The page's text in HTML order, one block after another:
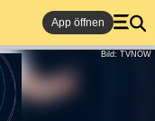
App öffnen
Bild: TVNOW